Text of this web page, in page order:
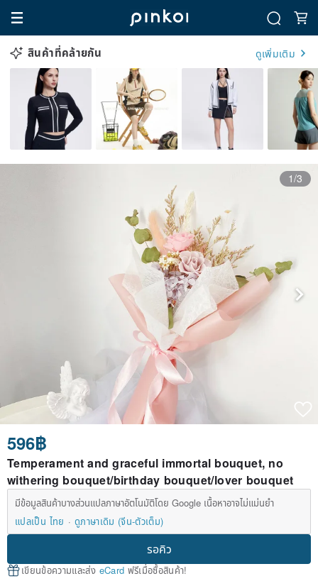
สินค้าที่คล้ายกัน ดูเพิ่มเติม
1/3
596฿
Temperament and graceful immortal bouquet, no
withering bouquet/birthday bouquet/lover bouquet
มีข้อมูลสินค้าบางส่วนแปลภาษาอัตโนมัติโดย Google เนื้อหาอาจไม่แม่นยำ
แปลเป็น ไทย
ดูภาษาเดิม (จีน-ตัวเต็ม)
รอคิว
เขียนข้อความและส่ง eCard ฟรีเมื่อซื้อสินค้า!